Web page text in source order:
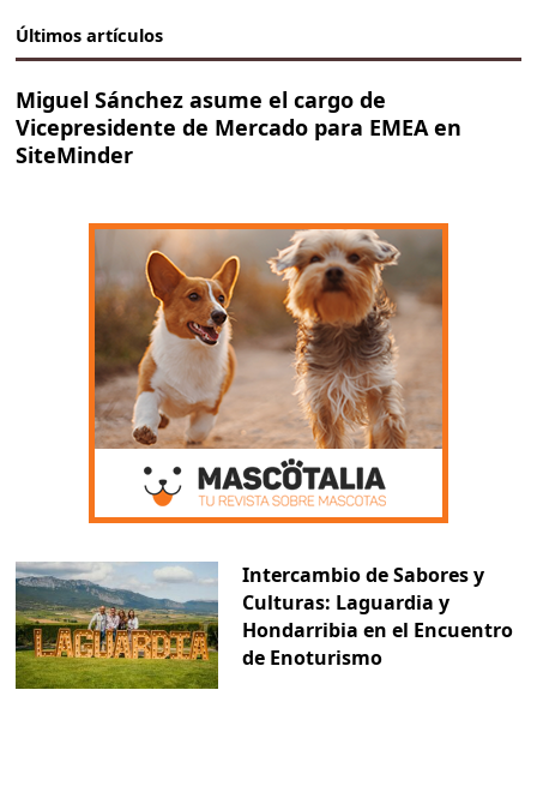
Últimos artículos
Miguel Sánchez asume el cargo de
Vicepresidente de Mercado para EMEA en
SiteMinder
Intercambio de Sabores y
Culturas: Laguardia y
Hondarribia en el Encuentro
de Enoturismo